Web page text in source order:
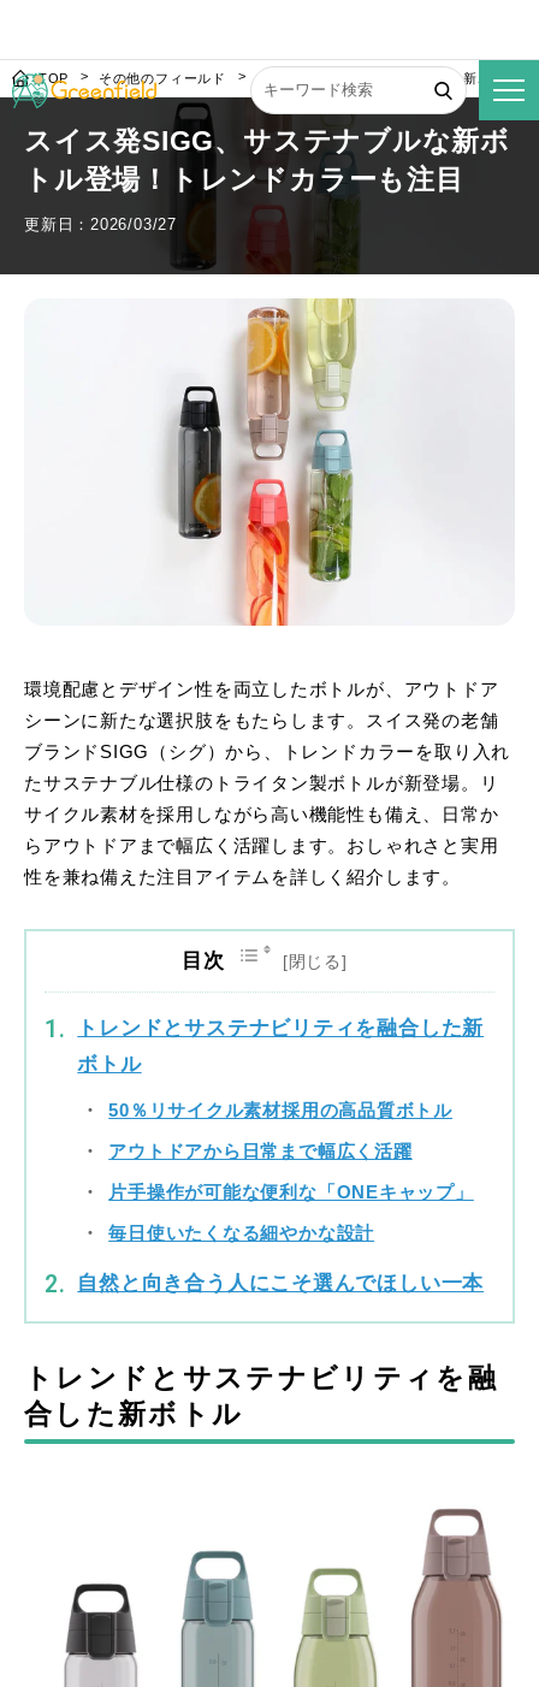
TOP その他のフィールド スイス発SIGG、サステナブルな新ボトル
スイス発SIGG、サステナブルな新ボ
トル登場！トレンドカラーも注目
更新日：2026/03/27
環境配慮とデザイン性を両立したボトルが、アウトドア
シーンに新たな選択肢をもたらします。スイス発の老舗
ブランドSIGG（シグ）から、トレンドカラーを取り入れ
たサステナブル仕様のトライタン製ボトルが新登場。リ
サイクル素材を採用しながら高い機能性も備え、日常か
らアウトドアまで幅広く活躍します。おしゃれさと実用
性を兼ね備えた注目アイテムを詳しく紹介します。
目次
トレンドとサステナビリティを融合した新
ボトル
50％リサイクル素材採用の高品質ボトル
アウトドアから日常まで幅広く活躍
片手操作が可能な便利な「ONEキャップ」
毎日使いたくなる細やかな設計
自然と向き合う人にこそ選んでほしい一本
トレンドとサステナビリティを融
合した新ボトル